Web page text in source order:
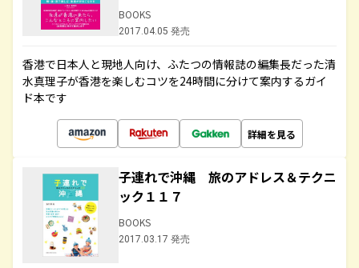
BOOKS
2017.04.05 発売
香港で日本人と現地人向け、ふたつの情報誌の編集長だった清
水真理子が香港を楽しむコツを24時間に分けて案内するガイ
ド本です
詳細を見る
子連れで沖縄 旅のアドレス＆テクニ
ック１１７
BOOKS
2017.03.17 発売